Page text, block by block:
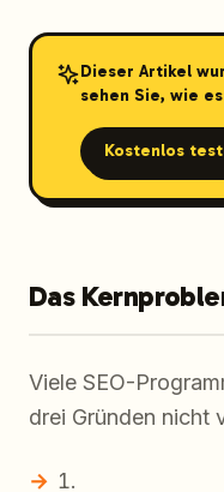
Dieser Artikel
sehen Sie, wie
Kostenlos
Das
Viele SEO-
drei Gründen nicht